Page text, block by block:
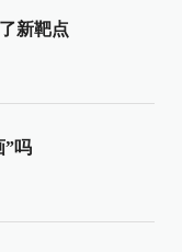
新靶点
”吗